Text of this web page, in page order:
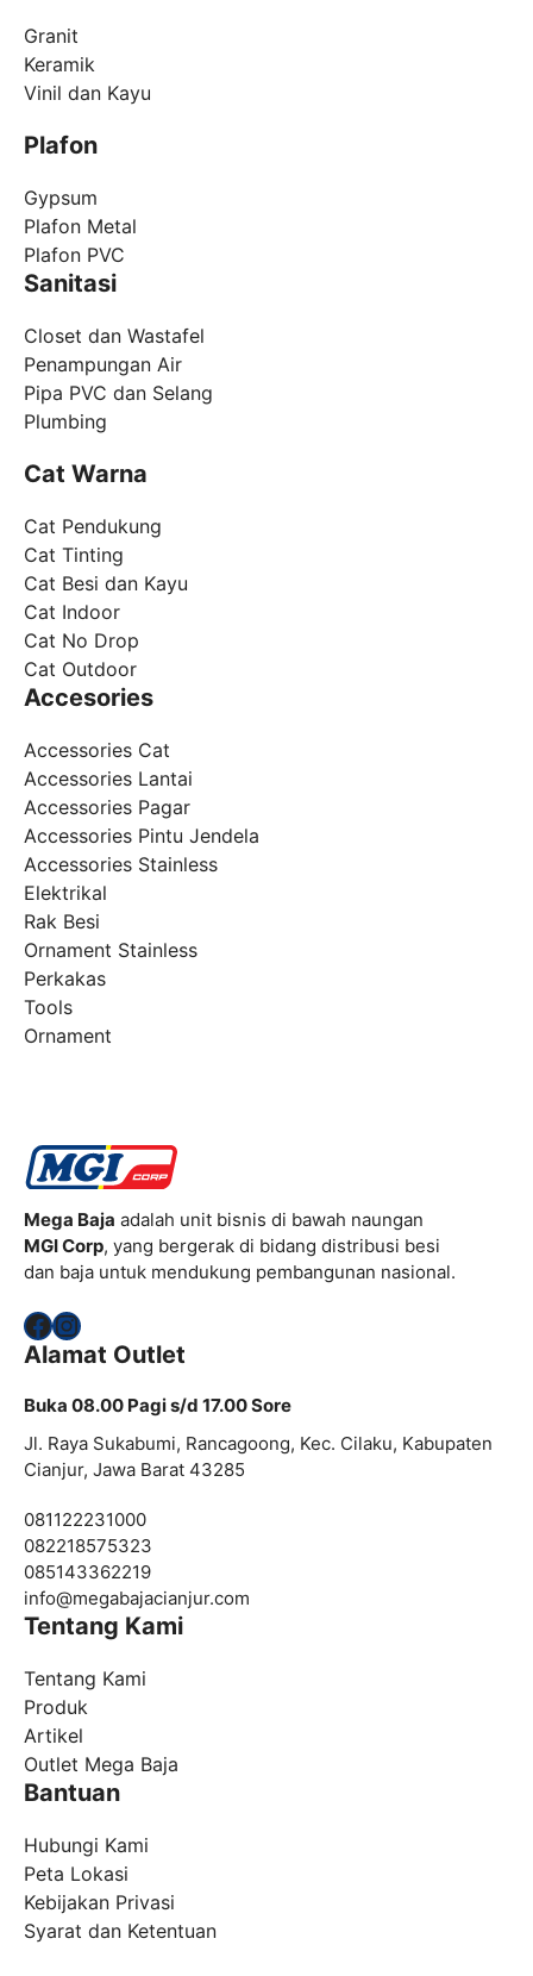
Granit
Keramik
Vinil dan Kayu
Plafon
Gypsum
Plafon Metal
Plafon PVC
Sanitasi
Closet dan Wastafel
Penampungan Air
Pipa PVC dan Selang
Plumbing
Cat Warna
Cat Pendukung
Cat Tinting
Cat Besi dan Kayu
Cat Indoor
Cat No Drop
Cat Outdoor
Accesories
Accessories Cat
Accessories Lantai
Accessories Pagar
Accessories Pintu Jendela
Accessories Stainless
Elektrikal
Rak Besi
Ornament Stainless
Perkakas
Tools
Ornament
Mega Baja adalah unit bisnis di bawah naungan
MGI Corp, yang bergerak di bidang distribusi besi
dan baja untuk mendukung pembangunan nasional.
Facebook
Instagram
Alamat Outlet
Buka 08.00 Pagi s/d 17.00 Sore
Jl. Raya Sukabumi, Rancagoong, Kec. Cilaku, Kabupaten
Cianjur, Jawa Barat 43285
081122231000
082218575323
085143362219
info@megabajacianjur.com
Tentang Kami
Tentang Kami
Produk
Artikel
Outlet Mega Baja
Bantuan
Hubungi Kami
Peta Lokasi
Kebijakan Privasi
Syarat dan Ketentuan